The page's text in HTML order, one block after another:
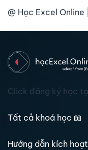
@ Học Excel
Click đăng ký học
Tất cả khoá học 📖
Hướng dẫn kích hoạt